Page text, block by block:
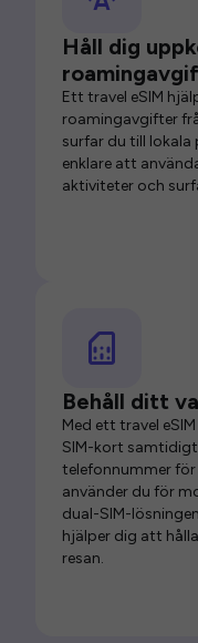
Håll dig
Ett travel eSIM
roamingavgifter
surfar du till lokala
enklare att
aktiviteter och
Behåll ditt
Med ett travel
SIM-kort
telefonnummer för
använder du för
dual-SIM-
hjälper dig att
resan.